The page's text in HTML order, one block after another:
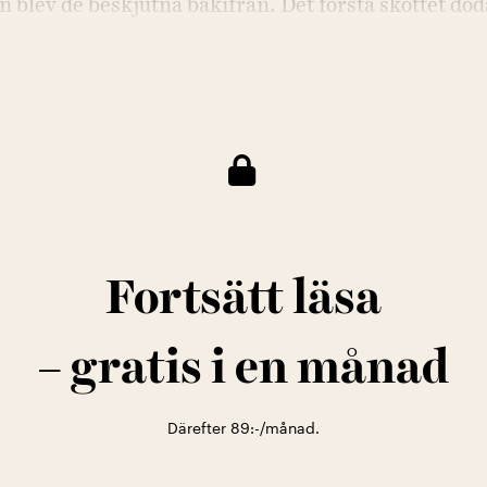
blev de beskjutna bakifrån. Det första skottet
Fortsätt läsa
– gratis i en månad
Därefter 89:-/månad.